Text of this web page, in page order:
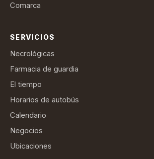
Comarca
SERVICIOS
Necrológicas
Farmacia de guardia
El tiempo
Horarios de autobús
Calendario
Negocios
Ubicaciones